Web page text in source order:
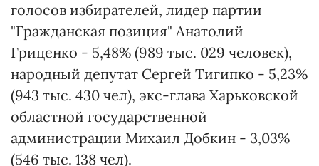
голосов избирателей, лидер партии
"Гражданская позиция" Анатолий
Гриценко - 5,48% (989 тыс. 029 человек),
народный депутат Сергей Тигипко - 5,23%
(943 тыс. 430 чел), экс-глава Харьковской
областной государственной
администрации Михаил Добкин - 3,03%
(546 тыс. 138 чел).